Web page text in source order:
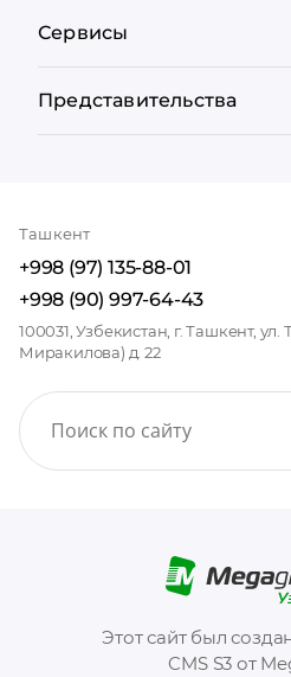
Этот сайт был
CMS S3 от
Сервисы
Представительства
Ташкент
+998 (97) 135-88-01
+998 (90) 997-64-43
100031, Узбекистан, г. Ташкент,
Миракилова) д. 22